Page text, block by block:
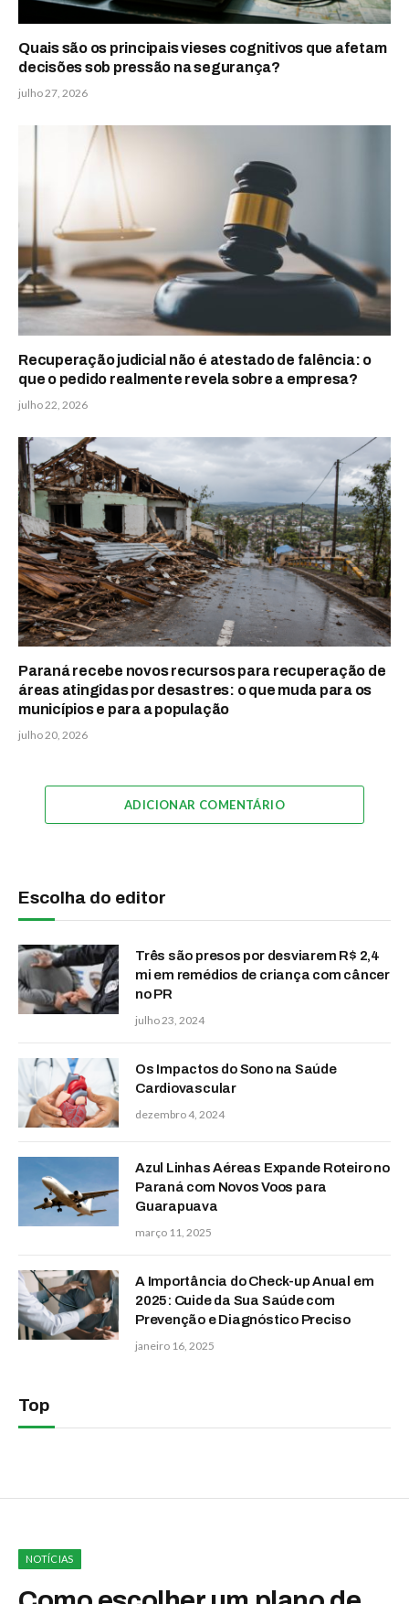
Quais são os principais vieses cognitivos que afetam
decisões sob pressão na segurança?
julho 27, 2026
Recuperação judicial não é atestado de falência: o
que o pedido realmente revela sobre a empresa?
julho 22, 2026
Paraná recebe novos recursos para recuperação de
áreas atingidas por desastres: o que muda para os
municípios e para a população
julho 20, 2026
ADICIONAR COMENTÁRIO
Escolha do editor
Três são presos por desviarem R$ 2,4
mi em remédios de criança com câncer
no PR
julho 23, 2024
Os Impactos do Sono na Saúde
Cardiovascular
dezembro 4, 2024
Azul Linhas Aéreas Expande Roteiro no
Paraná com Novos Voos para
Guarapuava
março 11, 2025
A Importância do Check-up Anual em
2025: Cuide da Sua Saúde com
Prevenção e Diagnóstico Preciso
janeiro 16, 2025
Top
NOTÍCIAS